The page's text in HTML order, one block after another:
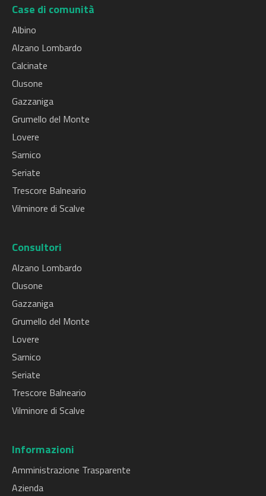
Case di comunità
Albino
Alzano Lombardo
Calcinate
Clusone
Gazzaniga
Grumello del Monte
Lovere
Sarnico
Seriate
Trescore Balneario
Vilminore di Scalve
Consultori
Alzano Lombardo
Clusone
Gazzaniga
Grumello del Monte
Lovere
Sarnico
Seriate
Trescore Balneario
Vilminore di Scalve
Informazioni
Amministrazione Trasparente
Azienda